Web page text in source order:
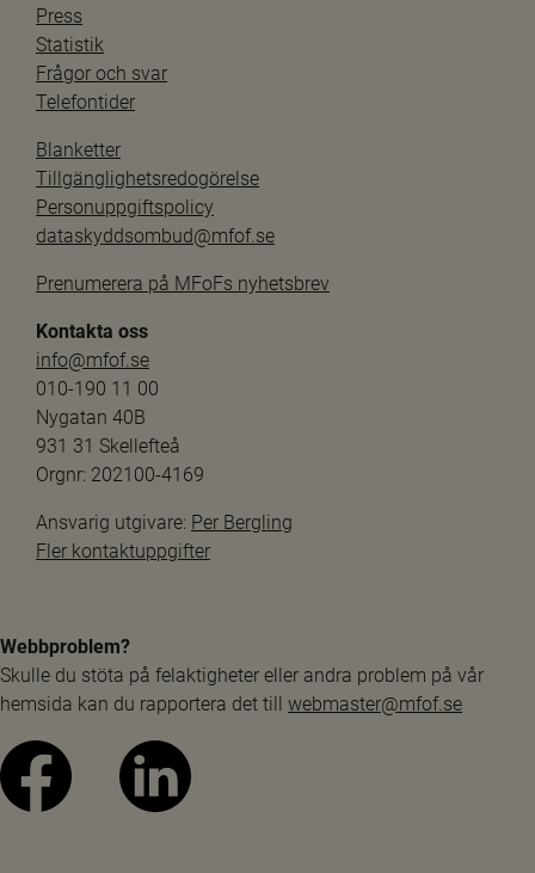
Press
Statistik
Frågor och svar
Telefontider
Blanketter
Tillgänglighetsredogörelse
Personuppgiftspolicy
dataskyddsombud@mfof.se
Prenumerera på MFoFs nyhetsbrev
Kontakta oss
info@mfof.se
010-190 11 00
Nygatan 40B
931 31 Skellefteå
Orgnr: 202100-4169
Ansvarig utgivare: Per Bergling
Fler kontaktuppgifter
Webbproblem?
Skulle du stöta på felaktigheter eller andra problem på vår
hemsida kan du rapportera det till webmaster@mfof.se